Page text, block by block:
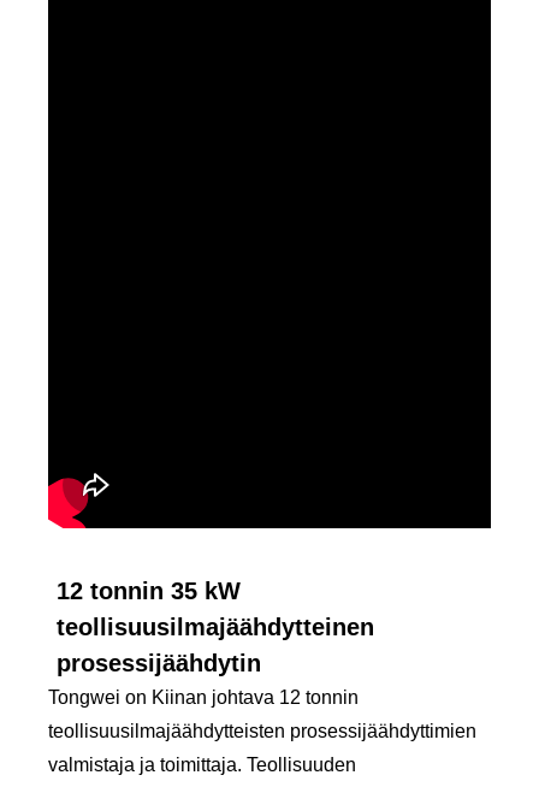
12 tonnin 35 kW
teollisuusilmajäähdytteinen
prosessijäähdytin
Tongwei on Kiinan johtava 12 tonnin
teollisuusilmajäähdytteisten prosessijäähdyttimien
valmistaja ja toimittaja. Teollisuuden